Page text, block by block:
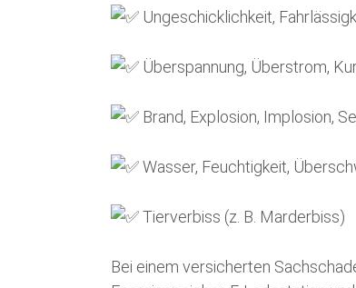
Ungeschicklichkeit,
Überspannung, Überstrom,
Brand, Explosion, Implosion,
Wasser, Feuchtigkeit,
Tierverbiss (z. B. Marderbiss)
Bei einem versicherten